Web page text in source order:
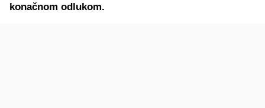
konačnom odlukom.